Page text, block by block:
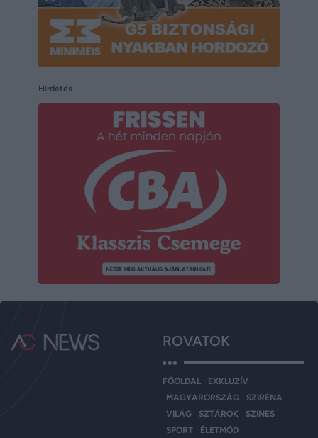
Hirdetés
ROVATOK
FŐOLDAL
EXKLUZÍV
MAGYARORSZÁG
SZIRÉNA
VILÁG
SZTÁROK
SZÍNES
SPORT
ÉLETMÓD